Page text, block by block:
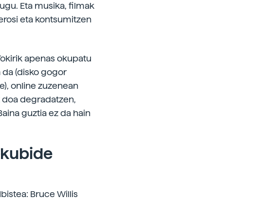
Eta musika, filmak
eta kontsumitzen
apenas okupatu
(disko gogor
online zuzenean
degradatzen,
guztia ez da hain
Bruce Willis